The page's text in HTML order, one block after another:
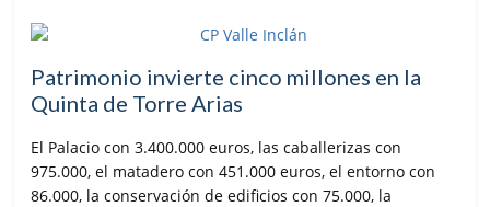
Patrimonio invierte cinco millones en la
Quinta de Torre Arias
El Palacio con 3.400.000 euros, las caballerizas con
975.000, el matadero con 451.000 euros, el entorno con
86.000, la conservación de edificios con 75.000, la